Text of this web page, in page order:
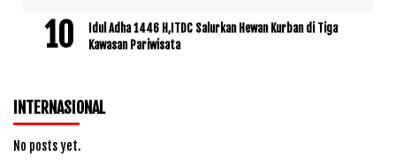
Idul Adha 1446 H,ITDC Salurkan Hewan Kurban di Tiga
Kawasan Pariwisata
INTERNASIONAL
No posts yet.